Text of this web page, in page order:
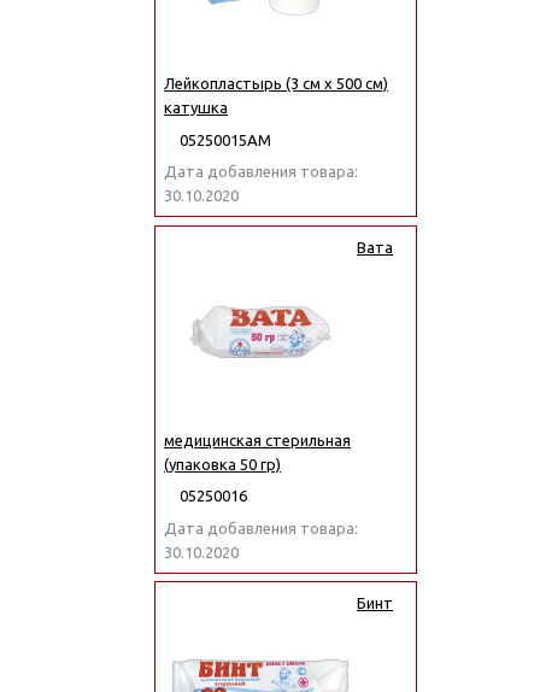
Лейкопластырь (3 см x 500 см)
катушка
05250015АМ
Дата добавления товара:
30.10.2020
Вата
медицинская стерильная
(упаковка 50 гр)
05250016
Дата добавления товара:
30.10.2020
Бинт